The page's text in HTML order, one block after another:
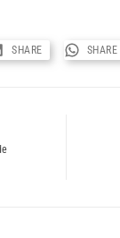
SHARE SHARE